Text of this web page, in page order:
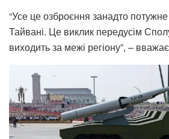
“Усе це озброєння занадто
Тайвані. Це виклик передусім
виходить за межі регіону”, –